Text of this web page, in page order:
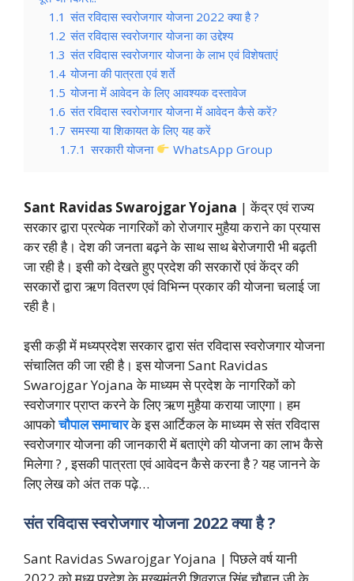
1.1 संत रविदास स्वरोजगार योजना 2022 क्या है ?
1.2 संत रविदास स्वरोजगार योजना का उद्देश्य
1.3 संत रविदास स्वरोजगार योजना के लाभ एवं विशेषताएं
1.4 योजना की पात्रता एवं शर्ते
1.5 योजना में आवेदन के लिए आवश्यक दस्तावेज
1.6 संत रविदास स्वरोजगार योजना में आवेदन कैसे करें?
1.7 समस्या या शिकायत के लिए यह करें
1.7.1 सरकारी योजना WhatsApp Group
Sant Ravidas Swarojgar Yojana | केंद्र एवं राज्य
सरकार द्वारा प्रत्येक नागरिकों को रोजगार मुहैया कराने का प्रयास
कर रही है। देश की जनता बढ़ने के साथ साथ बेरोजगारी भी बढ़ती
जा रही है। इसी को देखते हुए प्रदेश की सरकारों एवं केंद्र की
सरकारों द्वारा ऋण वितरण एवं विभिन्न प्रकार की योजना चलाई जा
रही है।
इसी कड़ी में मध्यप्रदेश सरकार द्वारा संत रविदास स्वरोजगार योजना
संचालित की जा रही है। इस योजना Sant Ravidas
Swarojgar Yojana के माध्यम से प्रदेश के नागरिकों को
स्वरोजगार प्राप्त करने के लिए ऋण मुहैया कराया जाएगा। हम
आपकोचौपाल समाचारके इस आर्टिकल के माध्यम से संत रविदास
स्वरोजगार योजना की जानकारी में बताएंगे की योजना का लाभ कैसे
मिलेगा ? , इसकी पात्रता एवं आवेदन कैसे करना है ? यह जानने के
लिए लेख को अंत तक पढ़े…
संत रविदास स्वरोजगार योजना 2022 क्या है ?
Sant Ravidas Swarojgar Yojana | पिछले वर्ष यानी